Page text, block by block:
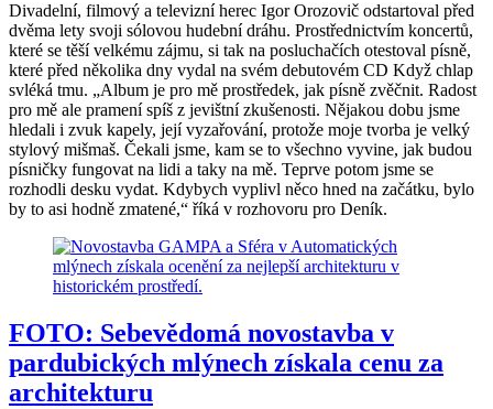
Divadelní, filmový a televizní herec Igor Orozovič odstartoval před
dvěma lety svoji sólovou hudební dráhu. Prostřednictvím koncertů,
které se těší velkému zájmu, si tak na posluchačích otestoval písně,
které před několika dny vydal na svém debutovém CD Když chlap
svléká tmu. „Album je pro mě prostředek, jak písně zvěčnit. Radost
pro mě ale pramení spíš z jevištní zkušenosti. Nějakou dobu jsme
hledali i zvuk kapely, její vyzařování, protože moje tvorba je velký
stylový mišmaš. Čekali jsme, kam se to všechno vyvine, jak budou
písničky fungovat na lidi a taky na mě. Teprve potom jsme se
rozhodli desku vydat. Kdybych vyplivl něco hned na začátku, bylo
by to asi hodně zmatené,“ říká v rozhovoru pro Deník.
FOTO: Sebevědomá novostavba v
pardubických mlýnech získala cenu za
architekturu